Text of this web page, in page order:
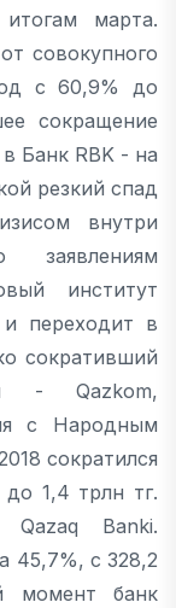
марта.
совокупного
с 60,9% до
сокращение
Банк RBK - на
резкий спад
внутри
институт
и переходит в
сокративший
- Qazkom,
с Народным
сократился
1,4 трлн тг.
Qazaq Banki.
45,7%, с 328,2
момент банк